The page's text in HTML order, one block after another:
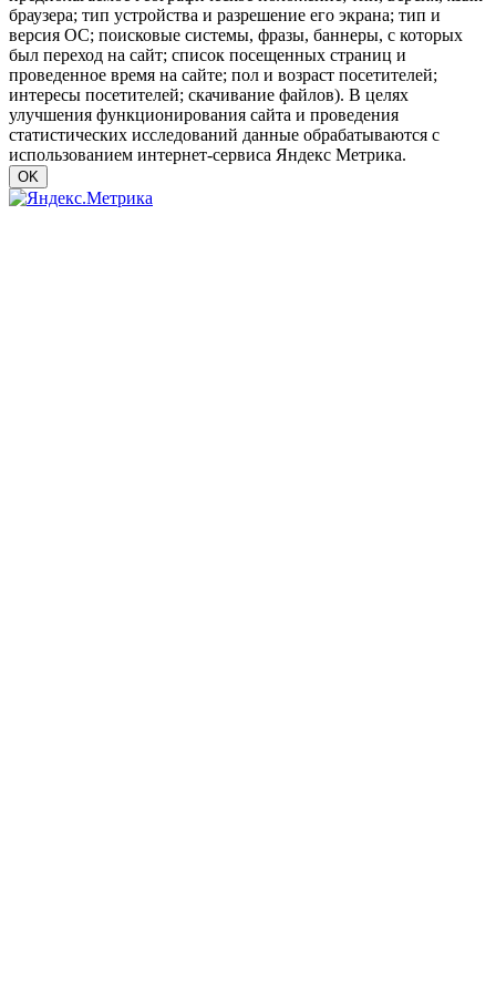
браузера; тип устройства и разрешение его экрана; тип и
версия ОС; поисковые системы, фразы, баннеры, с которых
был переход на сайт; список посещенных страниц и
проведенное время на сайте; пол и возраст посетителей;
интересы посетителей; скачивание файлов). В целях
улучшения функционирования сайта и проведения
статистических исследований данные обрабатываются с
использованием интернет-сервиса Яндекс Метрика.
OK